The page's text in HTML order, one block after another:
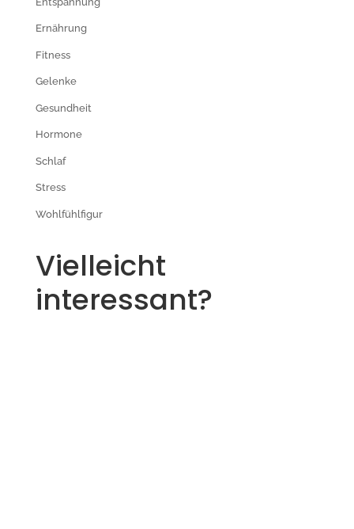
Ernährung
Fitness
Gelenke
Gesundheit
Hormone
Schlaf
Stress
Wohlfühlfigur
Vielleicht
interessant?